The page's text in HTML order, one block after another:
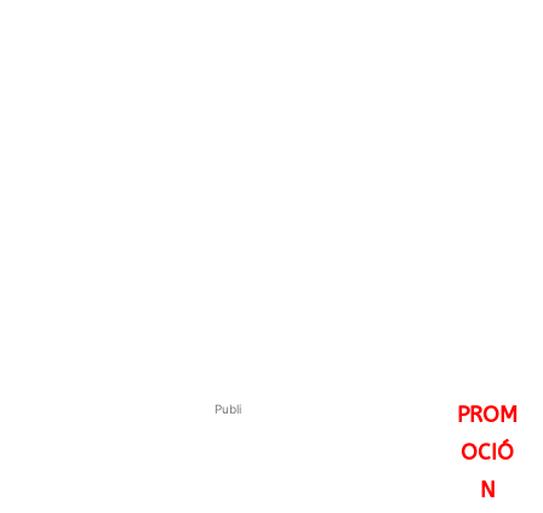
Publi
PROM
OCIÓ
N